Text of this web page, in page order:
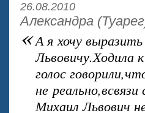
26.08.2010
Александра
«А я хочу
Львовичу.Ходила
голос
не
Михаил Львович